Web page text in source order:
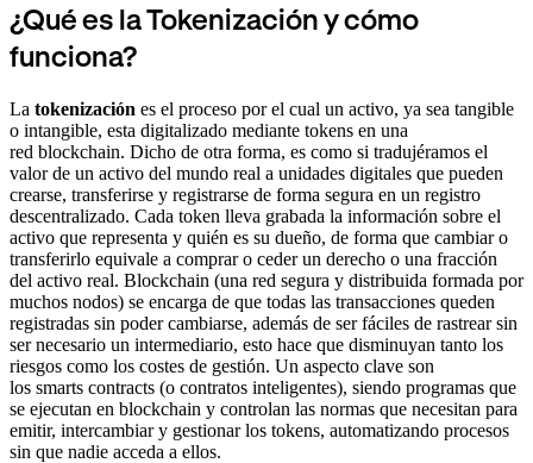
¿Qué es la Tokenización y cómo
funciona?
La tokenización es el proceso por el cual un activo, ya sea tangible
o intangible, esta digitalizado mediante tokens en una
red blockchain. Dicho de otra forma, es como si tradujéramos el
valor de un activo del mundo real a unidades digitales que pueden
crearse, transferirse y registrarse de forma segura en un registro
descentralizado. Cada token lleva grabada la información sobre el
activo que representa y quién es su dueño, de forma que cambiar o
transferirlo equivale a comprar o ceder un derecho o una fracción
del activo real. Blockchain (una red segura y distribuida formada por
muchos nodos) se encarga de que todas las transacciones queden
registradas sin poder cambiarse, además de ser fáciles de rastrear sin
ser necesario un intermediario, esto hace que disminuyan tanto los
riesgos como los costes de gestión. Un aspecto clave son
los smarts contracts (o contratos inteligentes), siendo programas que
se ejecutan en blockchain y controlan las normas que necesitan para
emitir, intercambiar y gestionar los tokens, automatizando procesos
sin que nadie acceda a ellos.